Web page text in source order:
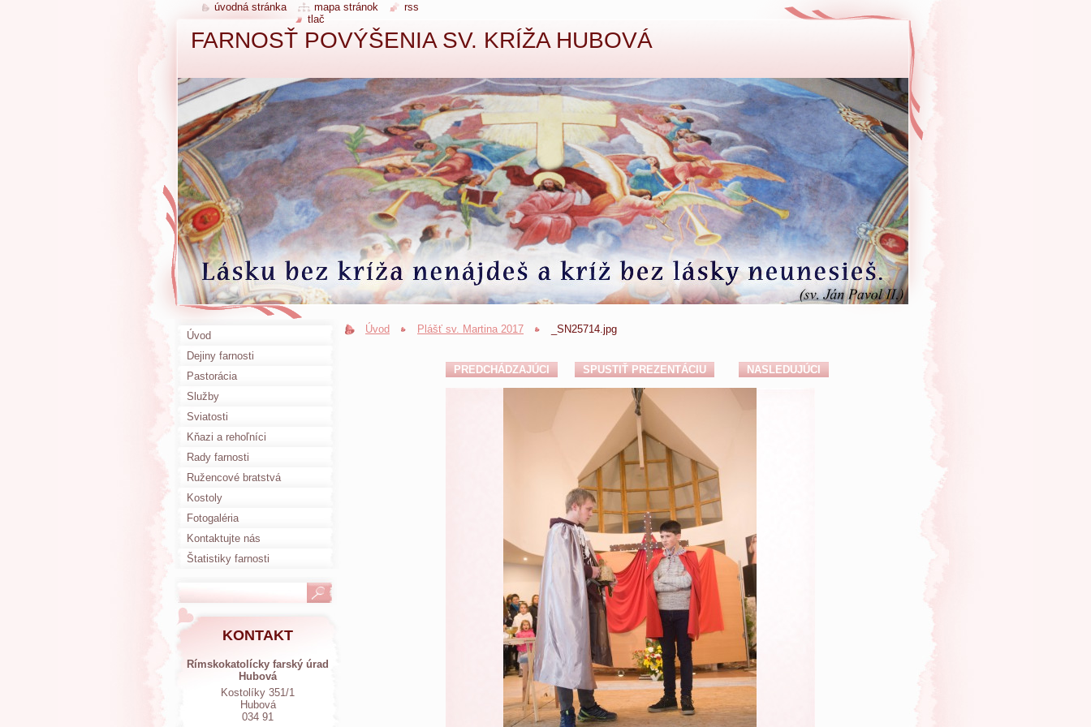
FARNOSŤ POVÝŠENIA SV. KRÍŽA HUBOVÁ
Úvod Plášť sv. Martina 2017 _SN25714.jpg
PREDCHÁDZAJÚCI SPUSTIŤ PREZENTÁCIU NASLEDUJÚCI
Úvod
Dejiny farnosti
Pastorácia
Služby
Sviatosti
Kňazi a rehoľníci
Rady farnosti
Ružencové bratstvá
Kostoly
Fotogaléria
Kontaktujte nás
Štatistiky farnosti
KONTAKT
Rímskokatolícky farský úrad
Hubová
Kostolíky 351/1
Hubová
034 91
úvodná stránka mapa stránok
rss
tlač